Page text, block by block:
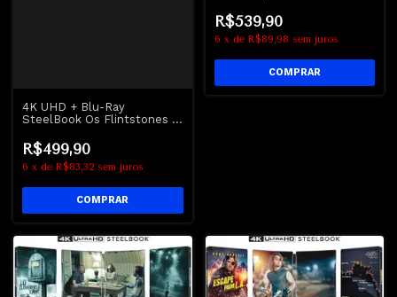
4K UHD + Blu-Ray
SteelBook Os Flintstones O
R$499,90
6 x de R$83,32 sem juros
R$539,90
6 x de R$89,98 sem juros